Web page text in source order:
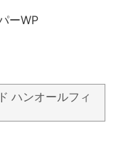
ーWP
ハンオールフィ